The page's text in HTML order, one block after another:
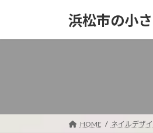
浜松市の小
HOME ネイルデザ